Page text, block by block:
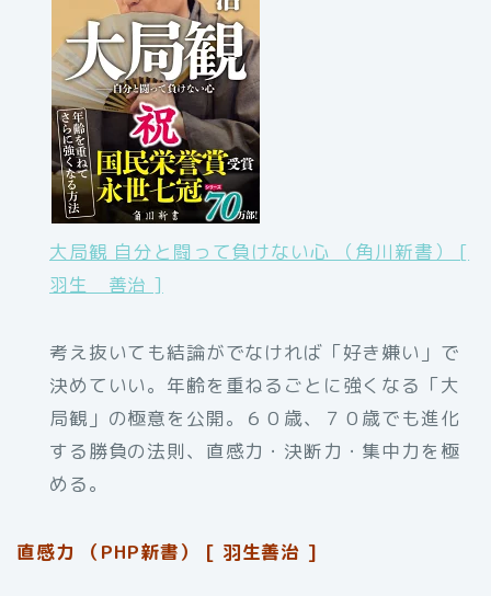
大局観 自分と闘って負けない心 （角川新書） [
羽生 善治 ]
考え抜いても結論がでなければ「好き嫌い」で
決めていい。年齢を重ねるごとに強くなる「大
局観」の極意を公開。６０歳、７０歳でも進化
する勝負の法則、直感力・決断力・集中力を極
める。
直感力 （PHP新書） [ 羽生善治 ]